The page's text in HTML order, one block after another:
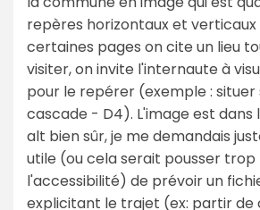
repères horizontaux et
certaines pages on cite un lieu
visiter, on invite l'internaute à
pour le repérer (exemple :
cascade - D4). L'image est dans
alt bien sûr, je me demandais
utile (ou cela serait pousser trop
l'accessibilité) de prévoir un
explicitant le trajet (ex: partir de